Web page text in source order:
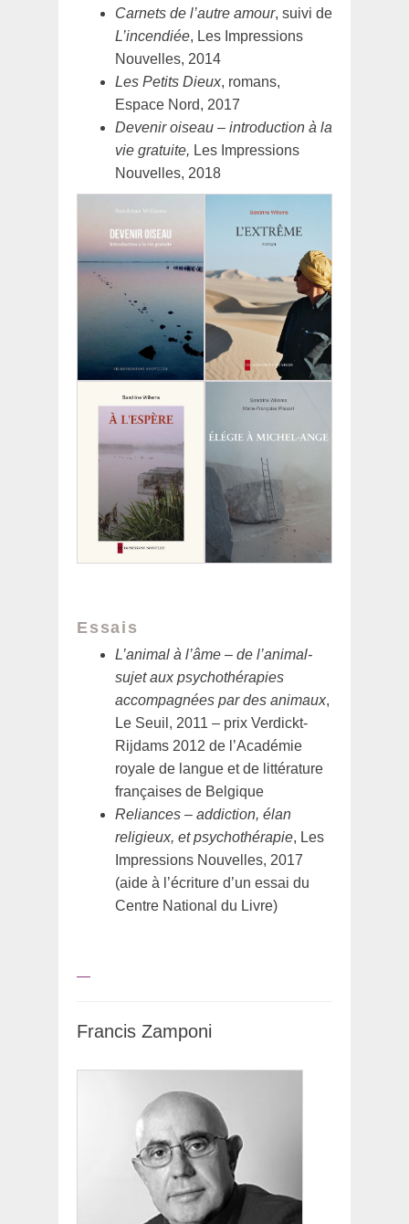
Carnets de l’autre amour, suivi de
L’incendiée, Les Impressions
Nouvelles, 2014
Les Petits Dieux, romans,
Espace Nord, 2017
Devenir oiseau – introduction à la
vie gratuite, Les Impressions
Nouvelles, 2018
Essais
L’animal à l’âme – de l’animal-
sujet aux psychothérapies
accompagnées par des animaux,
Le Seuil, 2011 – prix Verdickt-
Rijdams 2012 de l’Académie
royale de langue et de littérature
françaises de Belgique
Reliances – addiction, élan
religieux, et psychothérapie, Les
Impressions Nouvelles, 2017
(aide à l’écriture d’un essai du
Centre National du Livre)
Francis Zamponi